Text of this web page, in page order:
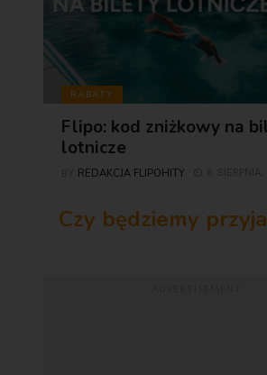
RABATY
Flipo: kod zniżkowy na
lotnicze
REDAKCJA FLIPOHITY
Czy będziemy